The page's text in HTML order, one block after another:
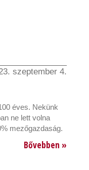
szeptember 4.
éves. Nekünk
ne lett volna
mezőgazdaság.
Bővebben »